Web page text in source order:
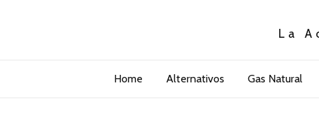
La
Home Alternativos Gas Natural